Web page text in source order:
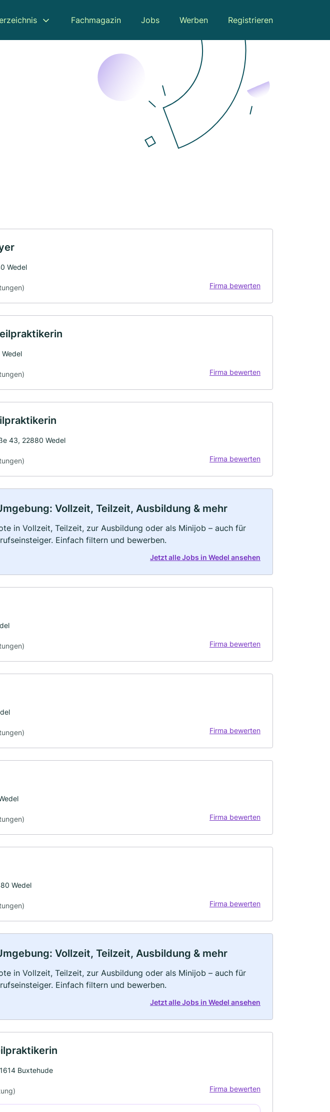
Fachmagazin Jobs Werben Registrieren
Wedel
Firma bewerten
Firma bewerten
43, 22880 Wedel
Firma bewerten
Vollzeit, Teilzeit, Ausbildung & mehr
in Vollzeit, Teilzeit, zur Ausbildung oder als Minijob – auch für
Einfach filtern und bewerben.
Jetzt alle Jobs in Wedel ansehen
Firma bewerten
Firma bewerten
Firma bewerten
Wedel
Firma bewerten
Vollzeit, Teilzeit, Ausbildung & mehr
in Vollzeit, Teilzeit, zur Ausbildung oder als Minijob – auch für
Einfach filtern und bewerben.
Jetzt alle Jobs in Wedel ansehen
Buxtehude
Firma bewerten